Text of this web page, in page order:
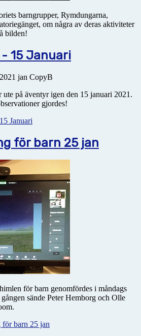
barngrupper, Rymdungarna,
om några av deras aktiviteter
bilden!
15 Januari
på äventyr igen den 15 januari 2021.
gjordes!
Januari
för barn 25 jan
för barn genomfördes i måndags
sände Peter Hemborg och Olle
för barn 25 jan